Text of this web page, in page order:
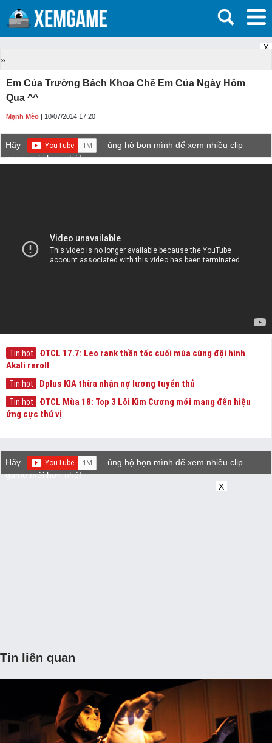
X
»
Em Của Trường Bách Khoa Chế Em Của Ngày Hôm
Qua ^^
Mạnh Mèo | 10/07/2014 17:20
Hãy
ủng hộ bọn mình để xem nhiều clip
game mới hơn nhé!
Tin hot
ĐTCL 17.7: Leo rank thần tốc cuối mùa cùng đội hình
Akali reroll
Tin hot Dplus KIA thừa nhận nợ lương tuyển thủ
Tin hot
ĐTCL Mùa 18: Top 3 Lõi Kim Cương mới mang đến hiệu
ứng cực thú vị
Hãy
ủng hộ bọn mình để xem nhiều clip
game mới hơn nhé!
X
Tin liên quan